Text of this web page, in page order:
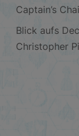
Captain’s
Blick aufs
Christopher